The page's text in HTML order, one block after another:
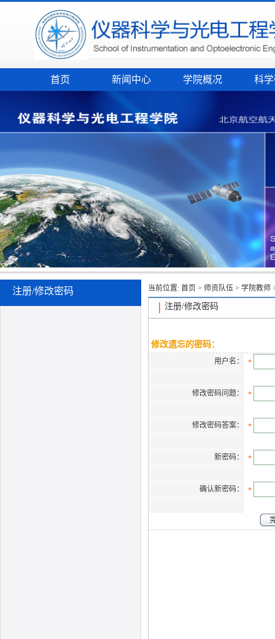
首页 新闻中心 学院概况 科
注册/修改密码 当前位置: 首页 > 师资队伍 > 学院教师
注册/修改密码
修改遗忘的密码：
用户名： *
修改密码问题： *
修改密码答案： *
新密码： *
确认新密码： *